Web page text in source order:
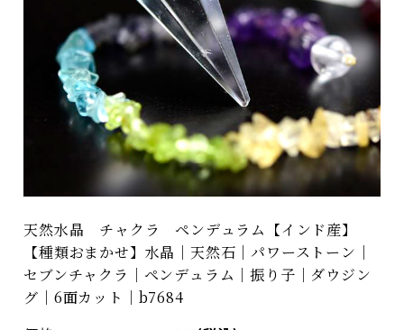
天然水晶 チャクラ ペンデュラム【インド産】
【種類おまかせ】水晶｜天然石｜パワーストーン｜
セブンチャクラ｜ペンデュラム｜振り子｜ダウジン
グ｜6面カット｜b7684